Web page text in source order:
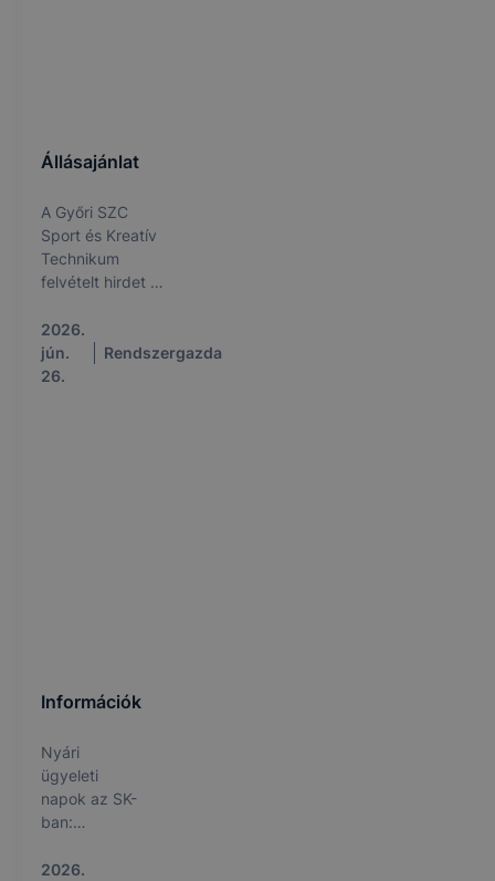
Állásajánlat
A Győri SZC
Sport és Kreatív
Technikum
felvételt hirdet a
munkakörök
betöltésére:
angol - bármely
2026.
jún.
26.
Rendszergazda
Információk
Nyári
ügyeleti
napok az SK-
ban:
(csütörtök)
2026.